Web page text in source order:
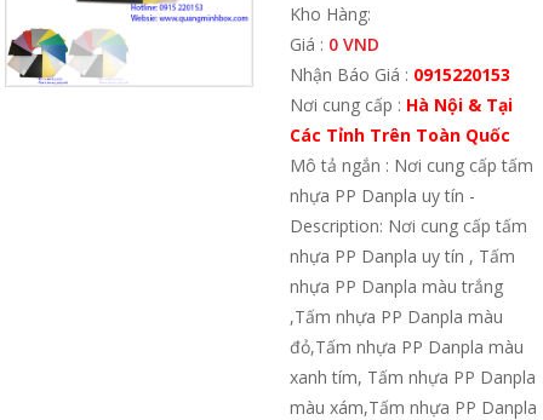
Kho Hàng:
Giá : 0 VND
Nhận Báo Giá : 0915220153
Nơi cung cấp : Hà Nội & Tại
Các Tỉnh Trên Toàn Quốc
Mô tả ngắn : Nơi cung cấp tấm
nhựa PP Danpla uy tín -
Description: Nơi cung cấp tấm
nhựa PP Danpla uy tín , Tấm
nhựa PP Danpla màu trắng
,Tấm nhựa PP Danpla màu
đỏ,Tấm nhựa PP Danpla màu
xanh tím, Tấm nhựa PP Danpla
màu xám,Tấm nhựa PP Danpla